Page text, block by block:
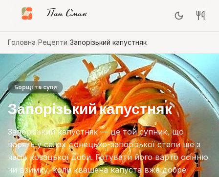
Пан Смак
Головна Рецепти Запорізький капустняк
Борщі та супи
Запорізький капустняк
Запорізький капустняк — це той супник, що
варять у селах донецько-запорізької степи ще з
часів козацької доби. Готувати його варто осінню
чи взимку, коли квашена капуста вже добре